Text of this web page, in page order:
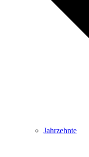
Jahrzehnte